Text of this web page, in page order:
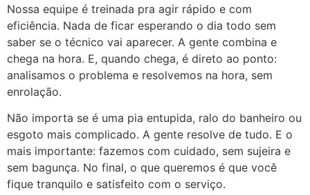
Nossa equipe é treinada pra agir rápido e com
eficiência. Nada de ficar esperando o dia todo sem
saber se o técnico vai aparecer. A gente combina e
chega na hora. E, quando chega, é direto ao ponto:
analisamos o problema e resolvemos na hora, sem
enrolação.
Não importa se é uma pia entupida, ralo do banheiro ou
esgoto mais complicado. A gente resolve de tudo. E o
mais importante: fazemos com cuidado, sem sujeira e
sem bagunça. No final, o que queremos é que você
fique tranquilo e satisfeito com o serviço.